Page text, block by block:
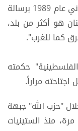
البلد الذي قال عنه البابا يوحنا بولس الثاني عام 1989 برسالة
هو أكثر من بلد،
كما للغرب".
حكمته
اجتاحته مراراً.
"حزب الله" جبهة
منذ الستينيات